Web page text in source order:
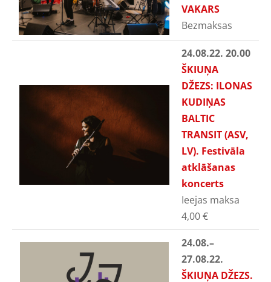
VAKARS
Bezmaksas
24.08.22. 20.00
ŠKIUŅA
DŽEZS: ILONAS
KUDIŅAS
BALTIC
TRANSIT (ASV,
LV). Festivāla
atklāšanas
koncerts
Ieejas maksa
4,00€
24.08.–
27.08.22.
ŠKIUŅA DŽEZS.